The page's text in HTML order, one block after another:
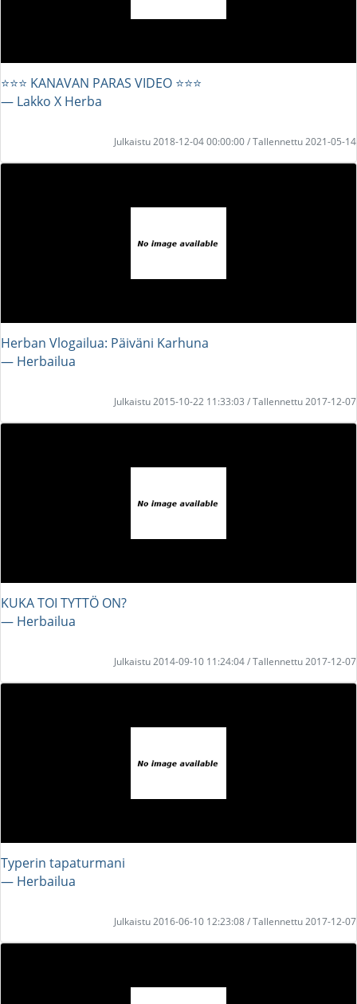
⭐⭐⭐ KANAVAN PARAS VIDEO ⭐⭐⭐
― Lakko X Herba
Julkaistu 2018-12-04 00:00:00 / Tallennettu 2021-05-14
Herban Vlogailua: Päiväni Karhuna
― Herbailua
Julkaistu 2015-10-22 11:33:03 / Tallennettu 2017-12-07
KUKA TOI TYTTÖ ON?
― Herbailua
Julkaistu 2014-09-10 11:24:04 / Tallennettu 2017-12-07
Typerin tapaturmani
― Herbailua
Julkaistu 2016-06-10 12:23:08 / Tallennettu 2017-12-07